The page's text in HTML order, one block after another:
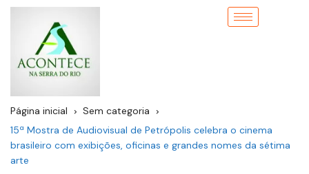
Página inicial
Sem categoria
15ª Mostra de Audiovisual de Petrópolis celebra o cinema
brasileiro com exibições, oficinas e grandes nomes da sétima
arte